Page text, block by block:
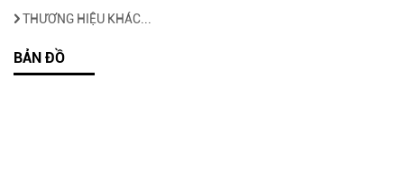
THƯƠNG HIỆU KHÁC...
BẢN ĐỒ